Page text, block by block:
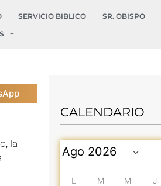
SERVICIO BIBLICO SR. OBISPO
la
CALENDARIO
L M M J